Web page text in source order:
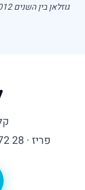
בין השנים 2012 ו־2024.